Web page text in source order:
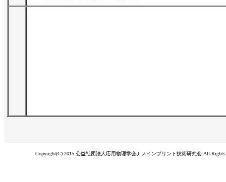
Copyright(C) 2015 公益社団法人応用物理学会ナノインプリント技術研究会 All Rights